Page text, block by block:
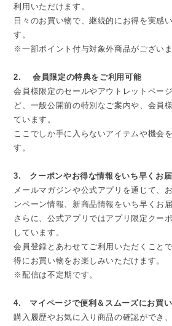
利用いただけます。
日々のお買い物で、継続的にお得を実感
す。
※一部ポイント付与対象外商品がございま
2. 会員限定の特典をご利用可能
会員様限定のセールやアウトレットペー
ど、一般公開前の特別なご案内や、会員
ています。
ここでしか手に入らないアイテムや機会
す。
3. クーポンやお得な情報をいち早くお
メールマガジンや公式アプリを通じて、
ンペーン情報、新商品情報をいち早くお届
さらに、公式アプリではアプリ限定クー
しています。
会員登録とあわせてご利用いただくこと
得にお買い物をお楽しみいただけます。
※配信は不定期です。
4. マイページで便利＆スムーズにお買
購入履歴やお気に入り商品の確認ができ